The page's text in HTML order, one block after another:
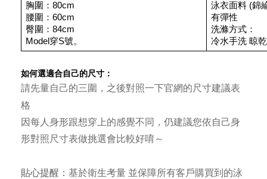
胸圍：80cm
腰圍：60cm
臀圍：84cm
Model穿S號。
泳衣面料 (錦
有彈性
洗滌方式：
冷水手洗 晾乾
如何選適合自己的尺寸：
請先量自己的三圍，之後對照一下官網的尺寸建議表
格
因每人身形跟想穿上的感覺不同，仍建議您依自己身
形對照尺寸表做挑選會比較好唷～
貼心提醒： 基於衛生考量 並保障所有客戶購買到的泳